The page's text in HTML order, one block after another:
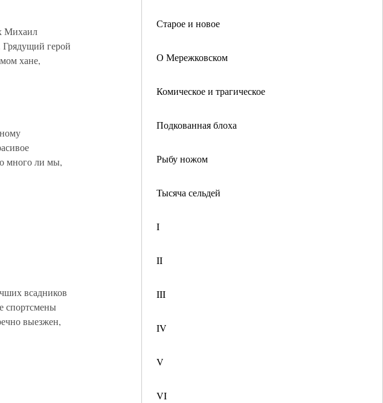
Старое и новое
О Мережковском
Комическое и трагическое
Подкованная блоха
Рыбу ножом
Тысяча сельдей
I
II
III
IV
V
VI
Михаил
Грядущий герой
хане,
много ли мы,
всадников
спортсмены
выезжен,